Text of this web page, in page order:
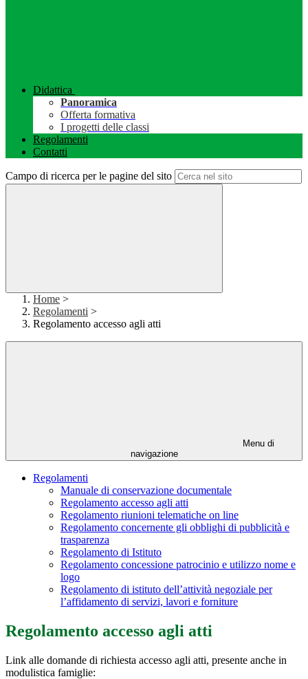
Didattica
Panoramica
Offerta formativa
I progetti delle classi
Regolamenti
Contatti
Campo di ricerca per le pagine del sito
Home >
Regolamenti >
Regolamento accesso agli atti
Menu di
navigazione
Regolamenti
Manuale di conservazione documentale
Regolamento accesso agli atti
Regolamento riunioni telematiche on line
Regolamento concernente gli obblighi di pubblicità e
trasparenza
Regolamento di Istituto
Regolamento concessione patrocinio e utilizzo nome e
logo
Regolamento di istituto dell’attività negoziale per
l’affidamento di servizi, lavori e forniture
Regolamento accesso agli atti
Link alle domande di richiesta accesso agli atti, presente anche in
modulistica famiglie: